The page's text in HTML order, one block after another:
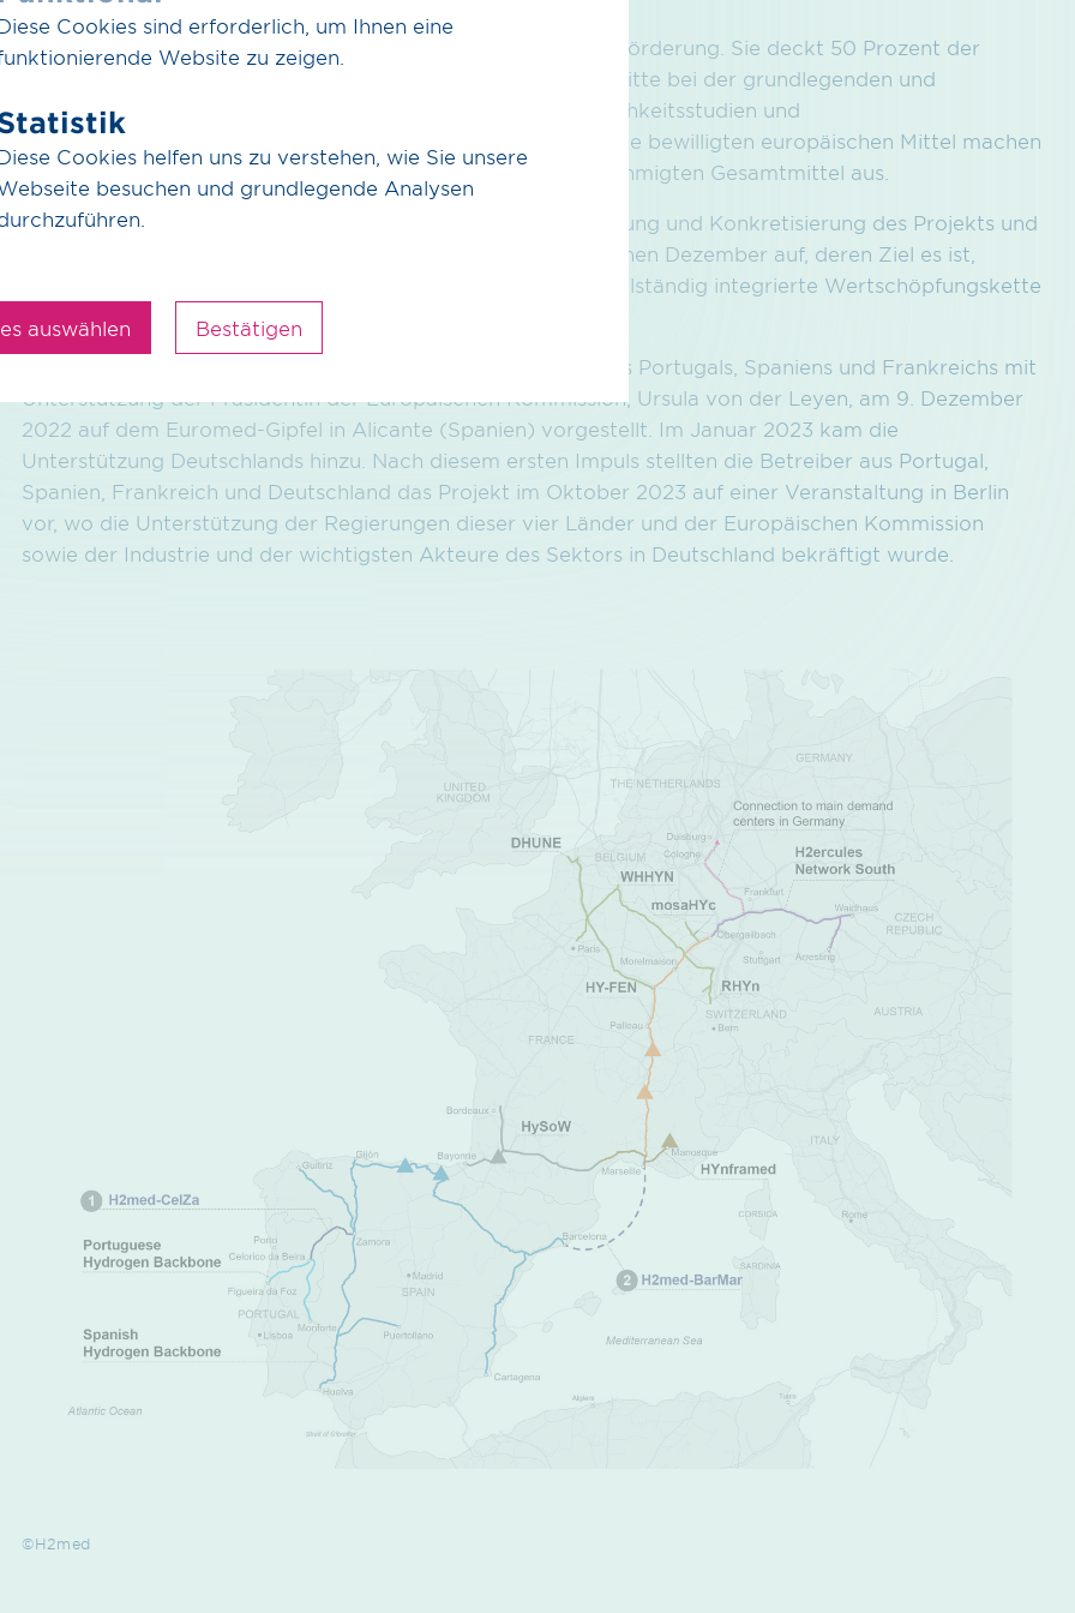
Damit erhalten die Projekte die komplette beantragte CEF-Förderung. Sie deckt 50 Prozent der
Investitionen in der aktuellen Projektphase und wird Fortschritte bei der grundlegenden und
detaillierten Infrastrukturplanung sowie bei Umweltverträglichkeitsstudien und
Genehmigungsverfahren ermöglichen. Die für H2med-Projekte bewilligten europäischen Mittel machen
39 Prozent der von der CINEA für Wasserstoffprojekte genehmigten Gesamtmittel aus.
Dieser Meilenstein markiert eine neue Etappe in der Entwicklung und Konkretisierung des Projekts und
baut auch auf der Gründung der H2med-Allianz im vergangenen Dezember auf, deren Ziel es ist,
europäische Partner für das Projekt zu gewinnen, um eine vollständig integrierte Wertschöpfungskette
entlang des Wasserstoffkorridors zu entwickeln.
Das H2med-Projekt wurde erstmals von den Regierungschefs Portugals, Spaniens und Frankreichs mit
Unterstützung der Präsidentin der Europäischen Kommission, Ursula von der Leyen, am 9. Dezember
2022 auf dem Euromed-Gipfel in Alicante (Spanien) vorgestellt. Im Januar 2023 kam die
Unterstützung Deutschlands hinzu. Nach diesem ersten Impuls stellten die Betreiber aus Portugal,
Spanien, Frankreich und Deutschland das Projekt im Oktober 2023 auf einer Veranstaltung in Berlin
vor, wo die Unterstützung der Regierungen dieser vier Länder und der Europäischen Kommission
sowie der Industrie und der wichtigsten Akteure des Sektors in Deutschland bekräftigt wurde.
©H2med
Cookies sind erforderlich, um Ihnen eine
Website zu zeigen.
Cookies helfen uns zu verstehen, wie Sie unsere
besuchen und grundlegende Analysen
Bestätigen
auswählen